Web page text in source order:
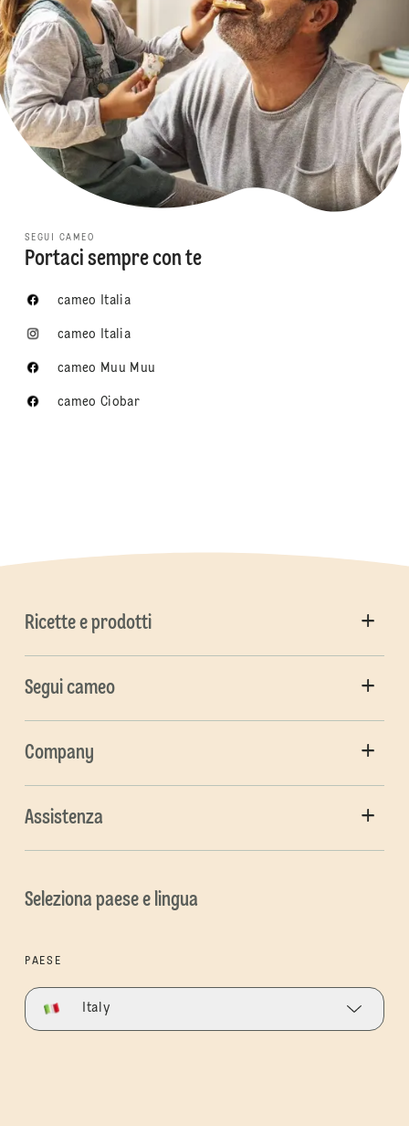
SEGUI CAMEO
Portaci sempre con te
cameo Italia
cameo Italia
cameo Muu Muu
cameo Ciobar
Ricette e prodotti
Segui cameo
Company
Assistenza
Seleziona paese e lingua
PAESE
Italy